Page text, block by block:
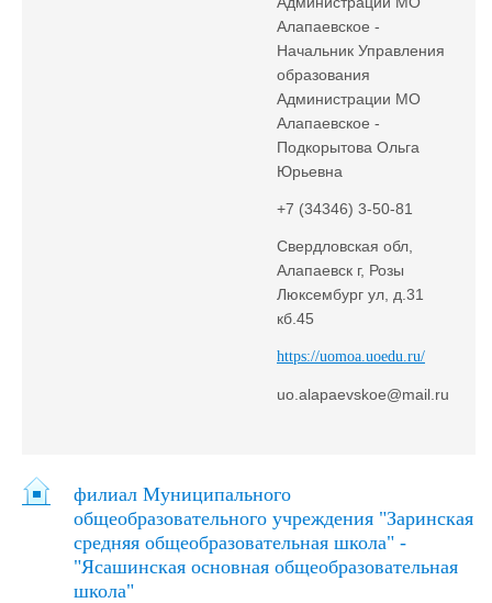
Алапаевское -
Начальник Управления
образования
Администрации МО
Алапаевское -
Подкорытова Ольга
Юрьевна
+7 (34346) 3-50-81
Свердловская обл,
Алапаевск г, Розы
Люксембург ул, д.31
кб.45
https://uomoa.uoedu.ru/
uo.alapaevskoe@mail.ru
филиал Муниципального
общеобразовательного учреждения "Заринская
средняя общеобразовательная школа" -
"Ясашинская основная общеобразовательная
школа"